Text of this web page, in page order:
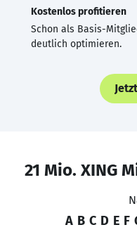
Kostenlos profitieren
Schon als Basis-
deutlich optimieren.
21 Mio. XING
A B C D E F